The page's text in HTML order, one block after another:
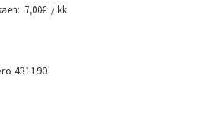
7,00€ / kk
431190